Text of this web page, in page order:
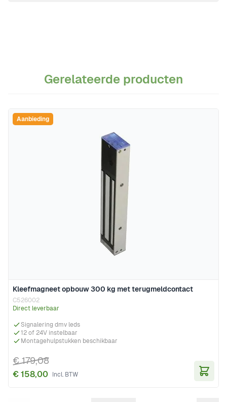
Gerelateerde producten
Navigeren door de elementen van de carrousel is
Druk om carrousel over te slaan
Druk op om naar carrouselnavigatie te gaan
Kleefmagneet opbouw 300 kg met terugmeldcontact
C526002
Direct leverbaar
Signalering dmv leds
12 of 24V instelbaar
Montagehulpstukken beschikbaar
€ 158,00
€ 179,08
Aanbieding